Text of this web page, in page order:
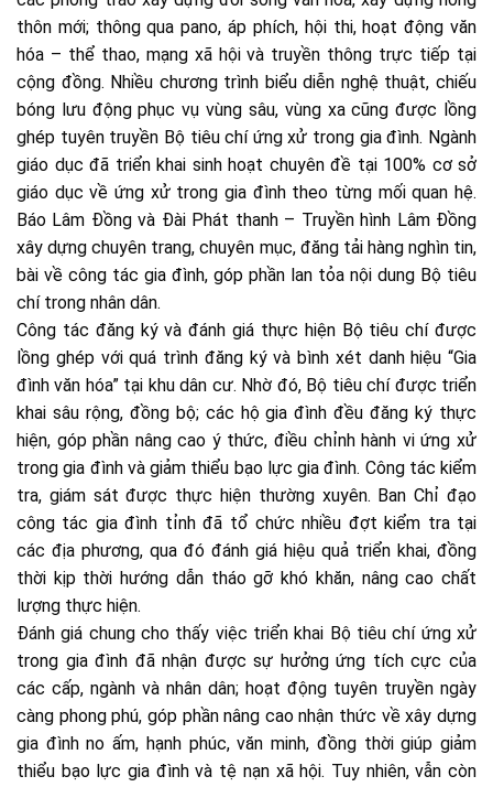
thôn mới; thông qua pano, áp phích, hội thi, hoạt động văn
hóa – thể thao, mạng xã hội và truyền thông trực tiếp tại
cộng đồng. Nhiều chương trình biểu diễn nghệ thuật, chiếu
bóng lưu động phục vụ vùng sâu, vùng xa cũng được lồng
ghép tuyên truyền Bộ tiêu chí ứng xử trong gia đình. Ngành
giáo dục đã triển khai sinh hoạt chuyên đề tại 100% cơ sở
giáo dục về ứng xử trong gia đình theo từng mối quan hệ.
Báo Lâm Đồng và Đài Phát thanh – Truyền hình Lâm Đồng
xây dựng chuyên trang, chuyên mục, đăng tải hàng nghìn tin,
bài về công tác gia đình, góp phần lan tỏa nội dung Bộ tiêu
chí trong nhân dân.
Công tác đăng ký và đánh giá thực hiện Bộ tiêu chí được
lồng ghép với quá trình đăng ký và bình xét danh hiệu “Gia
đình văn hóa” tại khu dân cư. Nhờ đó, Bộ tiêu chí được triển
khai sâu rộng, đồng bộ; các hộ gia đình đều đăng ký thực
hiện, góp phần nâng cao ý thức, điều chỉnh hành vi ứng xử
trong gia đình và giảm thiểu bạo lực gia đình. Công tác kiểm
tra, giám sát được thực hiện thường xuyên. Ban Chỉ đạo
công tác gia đình tỉnh đã tổ chức nhiều đợt kiểm tra tại
các địa phương, qua đó đánh giá hiệu quả triển khai, đồng
thời kịp thời hướng dẫn tháo gỡ khó khăn, nâng cao chất
lượng thực hiện.
Đánh giá chung cho thấy việc triển khai Bộ tiêu chí ứng xử
trong gia đình đã nhận được sự hưởng ứng tích cực của
các cấp, ngành và nhân dân; hoạt động tuyên truyền ngày
càng phong phú, góp phần nâng cao nhận thức về xây dựng
gia đình no ấm, hạnh phúc, văn minh, đồng thời giúp giảm
thiểu bạo lực gia đình và tệ nạn xã hội. Tuy nhiên, vẫn còn